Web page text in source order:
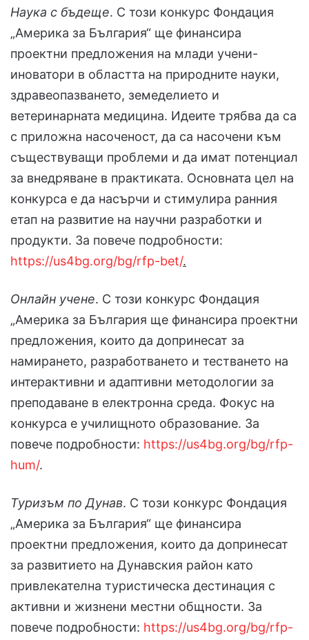
Наука с бъдеще. С този конкурс Фондация
„Америка за България“ ще финансира
проектни предложения на млади учени-
иноватори в областта на природните науки,
здравеопазването, земеделието и
ветеринарната медицина. Идеите трябва да са
с приложна насоченост, да са насочени към
съществуващи проблеми и да имат потенциал
за внедряване в практиката. Основната цел на
конкурса е да насърчи и стимулира ранния
етап на развитие на научни разработки и
продукти. За повече подробности:
https://us4bg.org/bg/rfp-bet/.
Онлайн учене. С този конкурс Фондация
„Америка за България ще финансира проектни
предложения, които да допринесат за
намирането, разработването и тестването на
интерактивни и адаптивни методологии за
преподаване в електронна среда. Фокус на
конкурса е училищното образование. За
повече подробности: https://us4bg.org/bg/rfp-
hum/.
Туризъм по Дунав. С този конкурс Фондация
„Америка за България“ ще финансира
проектни предложения, които да допринесат
за развитието на Дунавския район като
привлекателна туристическа дестинация с
активни и жизнени местни общности. За
повече подробности: https://us4bg.org/bg/rfp-